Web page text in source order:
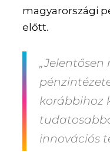
magyarországi
előtt.
korábbihoz
innovációs